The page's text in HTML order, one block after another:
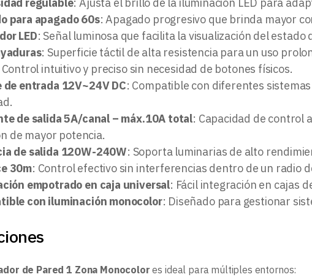
para apagado 60s: Apagado progresivo que brinda mayor
LED: Señal luminosa que facilita la visualización del estado
: Superficie táctil de alta resistencia para un uso
intuitivo y preciso sin necesidad de botones físicos.
de entrada 12V~24V DC: Compatible con diferentes
de salida 5A/canal – máx.10A total: Capacidad de control
de mayor potencia.
de salida 120W-240W: Soporta luminarias de alto
30m: Control efectivo sin interferencias dentro de un radio
empotrado en caja universal: Fácil integración en cajas
con iluminación monocolor: Diseñado para gestionar
de Pared 1 Zona Monocolor es ideal para múltiples entornos: